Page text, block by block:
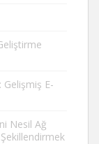
E-
Nesil Ağ